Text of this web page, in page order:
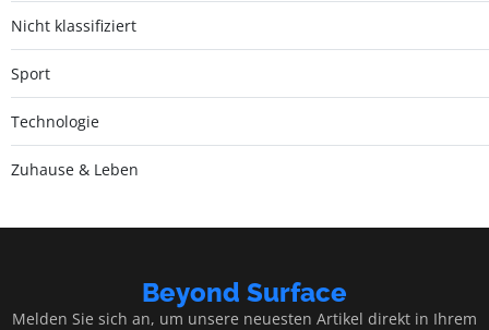
Nicht klassifiziert
Sport
Technologie
Zuhause & Leben
Beyond Surface
Melden Sie sich an, um unsere neuesten Artikel direkt in Ihrem